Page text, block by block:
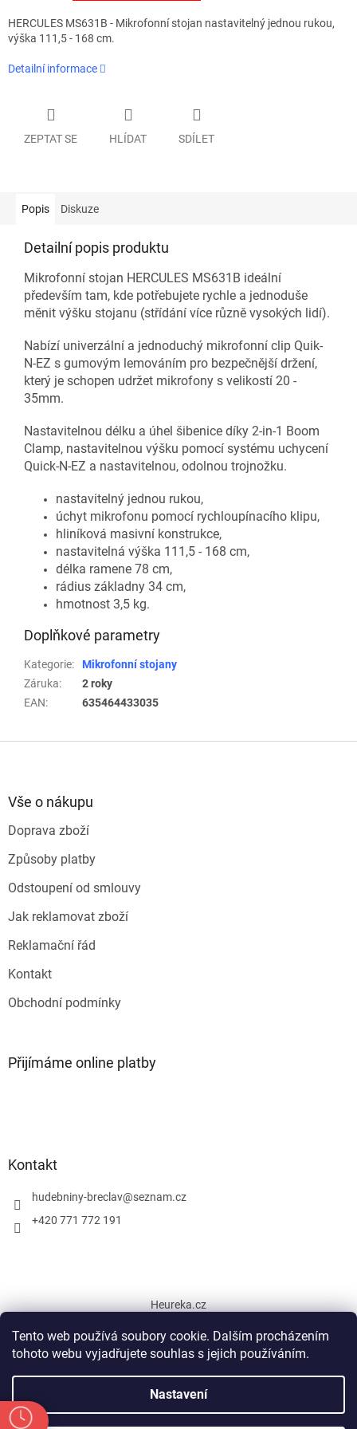
Tento web používá soubory cookie. Dalším procházením
tohoto webu vyjadřujete souhlas s jejich používáním.
Nastavení
HERCULES MS631B - Mikrofonní stojan nastavitelný jednou rukou,
výška 111,5 - 168 cm.
Detailní informace
ZEPTAT SE HLÍDAT SDÍLET
Popis Diskuze
Detailní popis produktu
Mikrofonní stojan HERCULES MS631B ideální
především tam, kde potřebujete rychle a jednoduše
měnit výšku stojanu (střídání více různě vysokých lidí).
Nabízí univerzální a jednoduchý mikrofonní clip Quik-
N-EZ s gumovým lemováním pro bezpečnější držení,
který je schopen udržet mikrofony s velikostí 20 -
35mm.
Nastavitelnou délku a úhel šibenice díky 2-in-1 Boom
Clamp, nastavitelnou výšku pomocí systému uchycení
Quick-N-EZ a nastavitelnou, odolnou trojnožku.
nastavitelný jednou rukou,
úchyt mikrofonu pomocí rychloupínacího klipu,
hliníková masivní konstrukce,
nastavitelná výška 111,5 - 168 cm,
délka ramene 78 cm,
rádius základny 34 cm,
hmotnost 3,5 kg.
Doplňkové parametry
Kategorie:
Mikrofonní stojany
Záruka:
2 roky
EAN: 635464433035
Vše o nákupu
Doprava zboží
Způsoby platby
Odstoupení od smlouvy
Jak reklamovat zboží
Reklamační řád
Kontakt
Obchodní podmínky
Přijímáme online platby
Kontakt
hudebniny-breclav@seznam.cz
+420 771 772 191
Heureka.cz